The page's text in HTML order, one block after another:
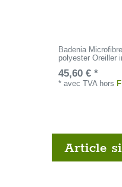
Badenia
polyester Oreiller
45,60 € *
*avec TVA hors
Article